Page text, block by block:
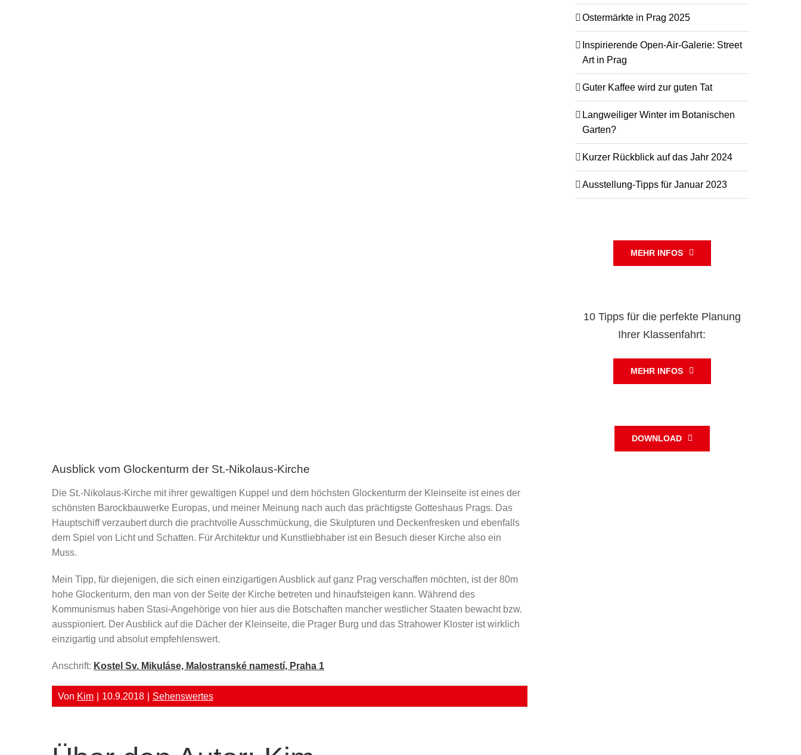
Ausblick vom Glockenturm der St.-Nikolaus-Kirche
Die St.-Nikolaus-Kirche mit ihrer gewaltigen Kuppel und dem höchsten Glockenturm der Kleinseite ist eines der
schönsten Barockbauwerke Europas, und meiner Meinung nach auch das prächtigste Gotteshaus Prags. Das
Hauptschiff verzaubert durch die prachtvolle Ausschmückung, die Skulpturen und Deckenfresken und ebenfalls
dem Spiel von Licht und Schatten. Für Architektur und Kunstliebhaber ist ein Besuch dieser Kirche also ein
Muss.
Mein Tipp, für diejenigen, die sich einen einzigartigen Ausblick auf ganz Prag verschaffen möchten, ist der 80m
hohe Glockenturm, den man von der Seite der Kirche betreten und hinaufsteigen kann. Während des
Kommunismus haben Stasi-Angehörige von hier aus die Botschaften mancher westlicher Staaten bewacht bzw.
ausspioniert. Der Ausblick auf die Dächer der Kleinseite, die Prager Burg und das Strahower Kloster ist wirklich
einzigartig und absolut empfehlenswert.
Anschrift: Kostel Sv. Mikuláse, Malostranské namestí, Praha 1
Von Kim 10.9.2018 Sehenswertes
Ostermärkte in Prag 2025
Inspirierende Open-Air-Galerie: Street
Art in Prag
Guter Kaffee wird zur guten Tat
Langweiliger Winter im Botanischen
Garten?
Kurzer Rückblick auf das Jahr 2024
Ausstellung-Tipps für Januar 2023
MEHR INFOS
10 Tipps für die perfekte Planung
Ihrer Klassenfahrt:
MEHR INFOS
DOWNLOAD